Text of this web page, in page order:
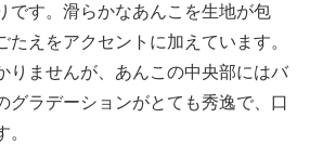
です。滑らかなあんこを生地が包
えをアクセントに加えています。
りませんが、あんこの中央部にはバ
グラデーションがとても秀逸で、口